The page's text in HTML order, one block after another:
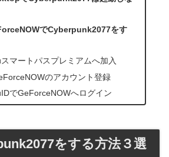
でCyberpunk2077をす
マートパスプレミアムへ加入
のアカウント登録
でGeForceNOWへログイン
をする方法３選